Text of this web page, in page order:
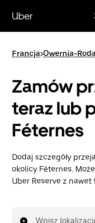
głównej
zawartości
Uber
Francja>Owernia-
Zamów
teraz lub
Féternes
Dodaj szczegóły
okolicy Féternes.
Uber Reserve z
Wpisz